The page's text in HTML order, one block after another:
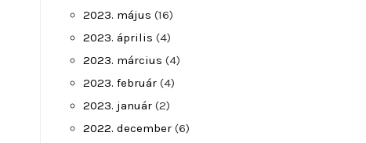
2023. május (16)
2023. április (4)
2023. március (4)
2023. február (4)
2023. január (2)
2022. december (6)